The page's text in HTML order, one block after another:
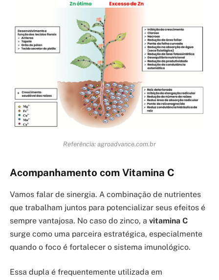
Referência: agroadvance.com.br
Acompanhamento com Vitamina C
Vamos falar de sinergia. A combinação de nutrientes
que trabalham juntos para potencializar seus efeitos é
sempre vantajosa. No caso do zinco, a vitamina C
surge como uma parceira estratégica, especialmente
quando o foco é fortalecer o sistema imunológico.
Essa dupla é frequentemente utilizada em